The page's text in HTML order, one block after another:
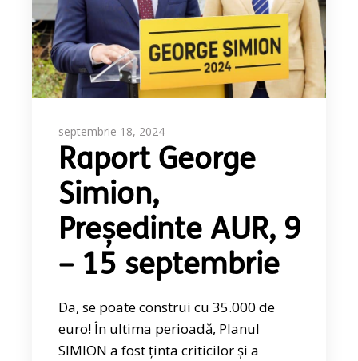
septembrie 18, 2024
Raport George
Simion,
Președinte AUR, 9
– 15 septembrie
Da, se poate construi cu 35.000 de
euro! În ultima perioadă, Planul
SIMION a fost ținta criticilor și a